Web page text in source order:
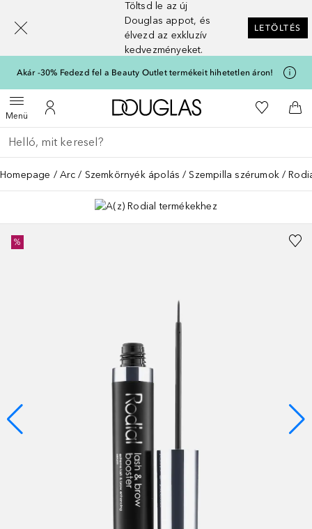
Töltsd le az új
Douglas appot, és
élvezd az exkluzív
kedvezményeket.
LETÖLTÉS
Akár -30% Fedezd fel a Beauty Outlet termékeit hihetetlen áron!
MenüMenü megnyitása
A fiókomhoz
A Douglas Főoldalra
A
Menj vissza
Keresés végrehajtása
Homepage Arc Szemkörnyék ápolás Szempilla szérumok
%
[navigation.slideout.screenreader]